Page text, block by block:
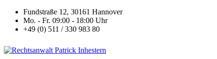
Fundstraße 12, 30161 Hannover
Mo. - Fr. 09:00 - 18:00 Uhr
+49 (0) 511 / 330 983 80